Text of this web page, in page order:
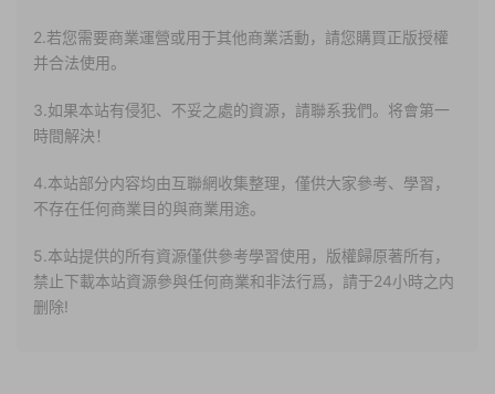
2.若您需要商業運營或用于其他商業活動，請您購買正版授權
并合法使用。
3.如果本站有侵犯、不妥之處的資源，請聯系我們。将會第一
時間解決！
4.本站部分内容均由互聯網收集整理，僅供大家參考、學習，
不存在任何商業目的與商業用途。
5.本站提供的所有資源僅供參考學習使用，版權歸原著所有，
禁止下載本站資源參與任何商業和非法行爲，請于24小時之内
删除!